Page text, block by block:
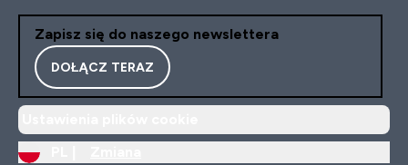
Zapisz się do naszego newslettera
DOŁĄCZ TERAZ